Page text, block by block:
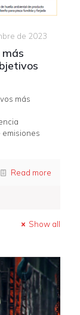
de 2023
más
Read more
Show all